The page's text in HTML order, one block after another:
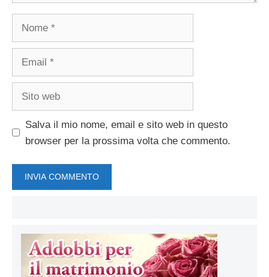
Salva il mio nome, email e sito web in questo
browser per la prossima volta che commento.